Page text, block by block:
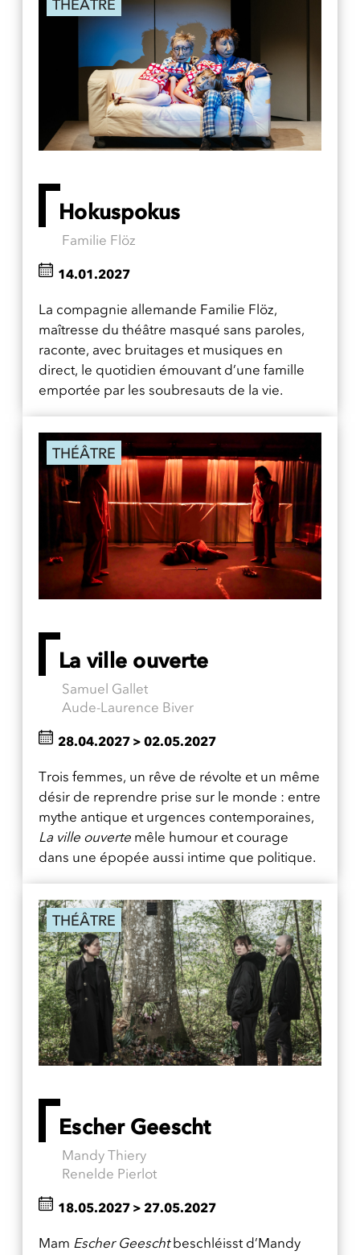
THÉÂTRE
Hokuspokus
Familie Flöz
La compagnie allemande Familie Flöz,
maîtresse du théâtre masqué sans paroles,
raconte, avec bruitages et musiques en
direct, le quotidien émouvant d’une famille
emportée par les soubresauts de la vie.
14.01.2027
THÉÂTRE
La ville ouverte
Samuel Gallet
Aude-Laurence Biver
Trois femmes, un rêve de révolte et un même
désir de reprendre prise sur le monde : entre
mythe antique et urgences contemporaines,
La ville ouverte mêle humour et courage
dans une épopée aussi intime que politique.
28.04.2027 > 02.05.2027
THÉÂTRE
Escher Geescht
Mandy Thiery
Renelde Pierlot
Mam Escher Geeschtbeschléisst d’Mandy
18.05.2027 > 27.05.2027